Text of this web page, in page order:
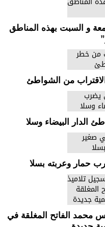
و السبت بهذه المناطق
من الشواطئ
البيضاء وسلا
حمار وعربته بسلا